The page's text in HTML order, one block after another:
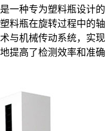
种专为塑料瓶设计的
料瓶在旋转过程中的轴
与机械传动系统，实现
提高了检测效率和准确